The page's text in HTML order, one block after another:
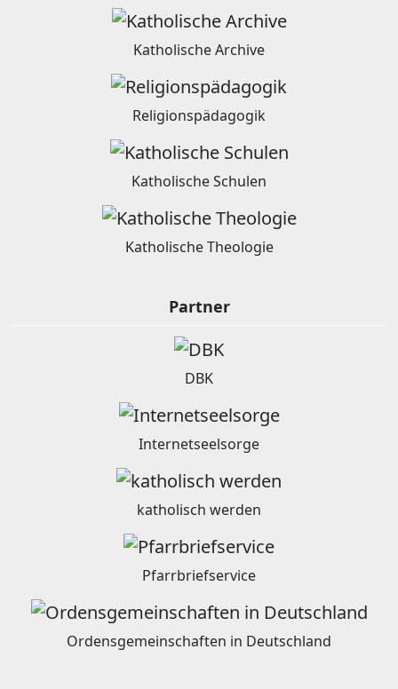
Katholische Archive
Religionspädagogik
Katholische Schulen
Katholische Theologie
Partner
DBK
Internetseelsorge
katholisch werden
Pfarrbriefservice
Ordensgemeinschaften in Deutschland